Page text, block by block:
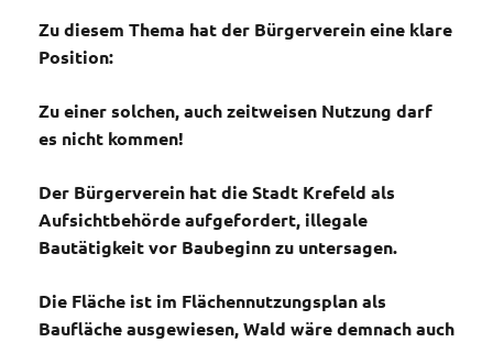
Zu diesem Thema hat der Bürgerverein eine klare
Position:
Zu einer solchen, auch zeitweisen Nutzung darf
es nicht kommen!
Der Bürgerverein hat die Stadt Krefeld als
Aufsichtbehörde aufgefordert, illegale
Bautätigkeit vor Baubeginn zu untersagen.
Die Fläche ist im Flächennutzungsplan als
Baufläche ausgewiesen, Wald wäre demnach auch